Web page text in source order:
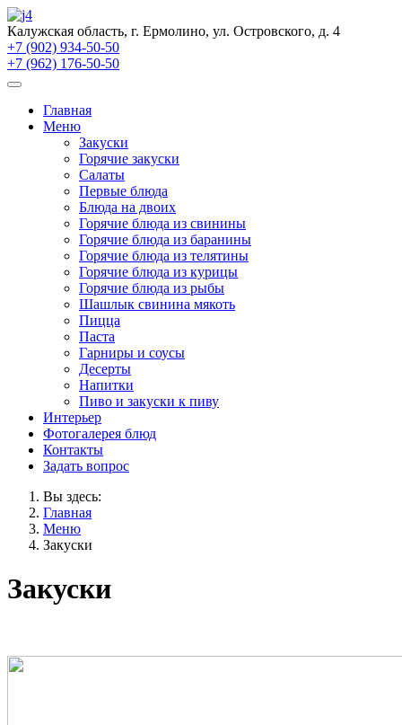
Калужская область, г. Ермолино, ул. Островского, д. 4
+7 (902) 934-50-50
+7 (962) 176-50-50
Главная
Меню
Закуски
Горячие закуски
Салаты
Первые блюда
Блюда на двоих
Горячие блюда из свинины
Горячие блюда из баранины
Горячие блюда из телятины
Горячие блюда из курицы
Горячие блюда из рыбы
Шашлык свинина мякоть
Пицца
Паста
Гарниры и соусы
Десерты
Напитки
Пиво и закуски к пиву
Интерьер
Фотогалерея блюд
Контакты
Задать вопрос
Вы здесь:
Главная
Меню
Закуски
Закуски